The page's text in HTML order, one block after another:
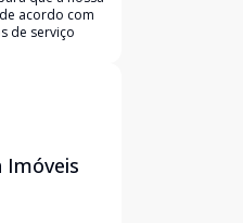
acordo com
de serviço
Imóveis